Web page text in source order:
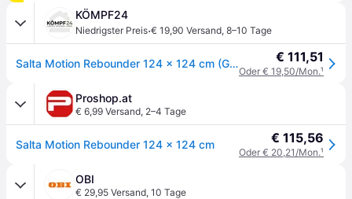
KÖMPF24
Niedrigster Preis·€ 19,90 Versand, 8–10 Tage
Salta Motion Rebounder 124 x 124 cm (Größe 2) € 111,51
Oder € 19,50/Mon.¹
Proshop.at
€ 6,99 Versand, 2–4 Tage
Salta Motion Rebounder 124 x 124 cm € 115,56
Oder € 20,21/Mon.¹
OBI
€ 29,95 Versand, 10 Tage